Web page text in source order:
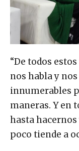
“De todos
nos habla y
innumerables
maneras. Y en
hasta
poco tiende a